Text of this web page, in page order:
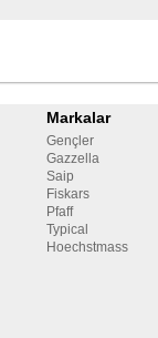
Markalar
Gençler
Gazzella
Saip
Fiskars
Pfaff
Typical
Hoechstmass